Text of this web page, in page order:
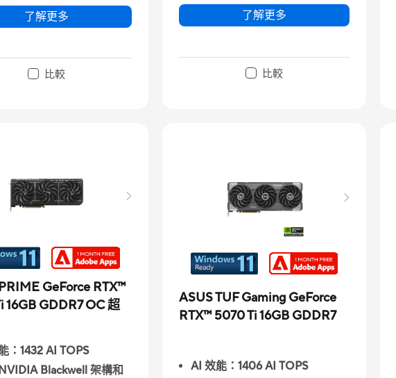
了解更多
比較
了解更多
比較
GeForce RTX™
16GB GDDR7 OC 超
：1432 AI TOPS
Blackwell 架構和
ASUS TUF Gaming GeForce
RTX™ 5070 Ti 16GB GDDR7
AI 效能：1406 AI TOPS